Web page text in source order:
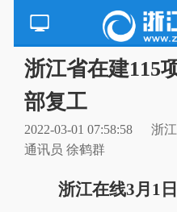
浙江省在建115
部复工
2022-03-01 07:58:58 浙
通讯员 徐鹤群
浙江在线3月1日